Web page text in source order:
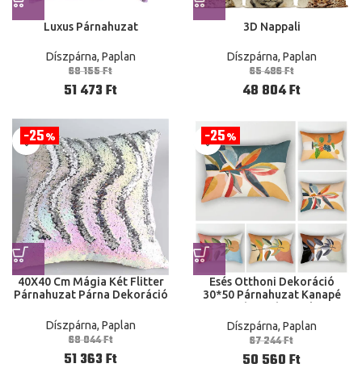
Luxus Párnahuzat
Díszpárna, Paplan
68 155Ft
51 473Ft
3D Nappali
Díszpárna, Paplan
65 486Ft
48 804Ft
25%
40X40 Cm Mágia Két Flitter
Párnahuzat Párna Dekoráció
Díszpárna, Paplan
68 044Ft
51 363Ft
25%
Esés Otthoni Dekoráció
30*50 Párnahuzat Kanapé
Geometriai Nappali
Párnahuzat 50X70 30X50
40X60
Díszpárna, Paplan
67 244Ft
50 560Ft